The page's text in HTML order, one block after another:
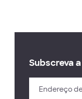
Subscreva